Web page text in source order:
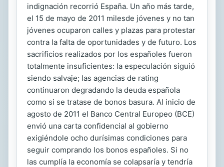
indignación recorrió España. Un año más tarde,
el 15 de mayo de 2011 milesde jóvenes y no tan
jóvenes ocuparon calles y plazas para protestar
contra la falta de oportunidades y de futuro. Los
sacrificios realizados por los españoles fueron
totalmente insuficientes: la especulación siguió
siendo salvaje; las agencias de rating
continuaron degradando la deuda española
como si se tratase de bonos basura. Al inicio de
agosto de 2011 el Banco Central Europeo (BCE)
envió una carta confidencial al gobierno
exigiéndole ocho durísimas condiciones para
seguir comprando los bonos españoles. Si no
las cumplía la economía se colapsaría y tendría